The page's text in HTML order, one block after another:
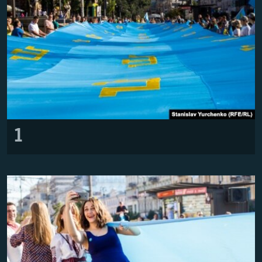
Русский
Українською
QOŞULIÑIZ!
RFE/RS bütün saytları
1